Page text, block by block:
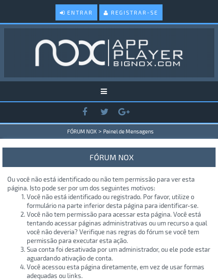
ENTRAR REGISTRAR-SE
FÓRUM NOX > Painel de Mensagens
FÓRUM NOX
Ou você não está identificado ou não tem permissão para ver esta
página. Isto pode ser por um dos seguintes motivos:
Você não está identificado ou registrado. Por favor, utilize o
formulário na parte inferior desta página para identificar-se.
Você não tem permissão para acessar esta página. Você está
tentando acessar páginas administrativas ou um recurso a qual
você não deveria? Verifique nas regras do fórum se você tem
permissão para executar esta ação.
Sua conta foi desativada por um administrador, ou ele pode estar
aguardando ativação de conta.
Você acessou esta página diretamente, em vez de usar formas
adequadas ou links.